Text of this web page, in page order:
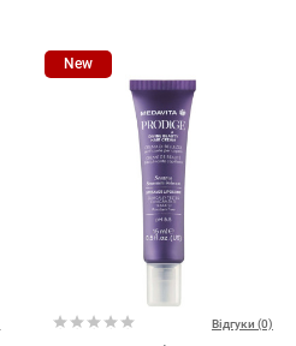
New
Відгуки (0)